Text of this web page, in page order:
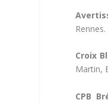
Rennes.
Croix
Martin,
CPB